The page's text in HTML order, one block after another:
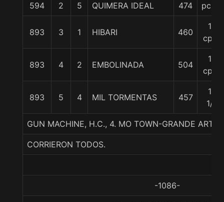
594 2 5 QUIMERA IDEAL 474 pczo.
893 3 1 HIBARI 460
12
cpos
893 4 2 EMBOLINADA 504
14
cpos
893 5 4 MIL TORMENTAS 457
15
1/4
GUN MACHINE, H.C., 4. MO TOWN-GRANDE
CORRIERON TODOS.
-1086-